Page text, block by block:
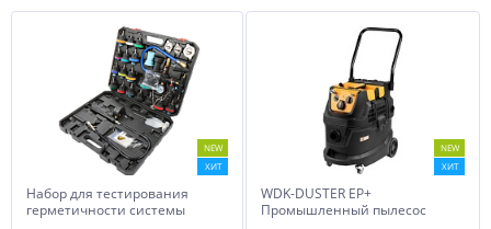
NEW
ХИТ
Набор для тестирования
герметичности системы
NEW
ХИТ
WDK-DUSTER EP+
Промышленный пылесос